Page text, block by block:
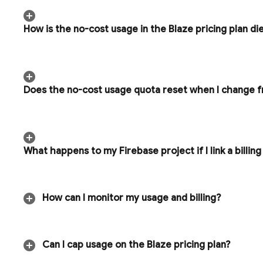
How is the no-cost usage in the Blaze pricing plan
Does the no-cost usage quota reset when I change
What happens to my Firebase project if I link a
How can I monitor my usage and billing?
Can I cap usage on the Blaze pricing plan?